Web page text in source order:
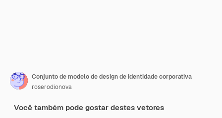
Conjunto de modelo de design de identidade corporativa
roserodionova
Você também pode gostar destes vetores